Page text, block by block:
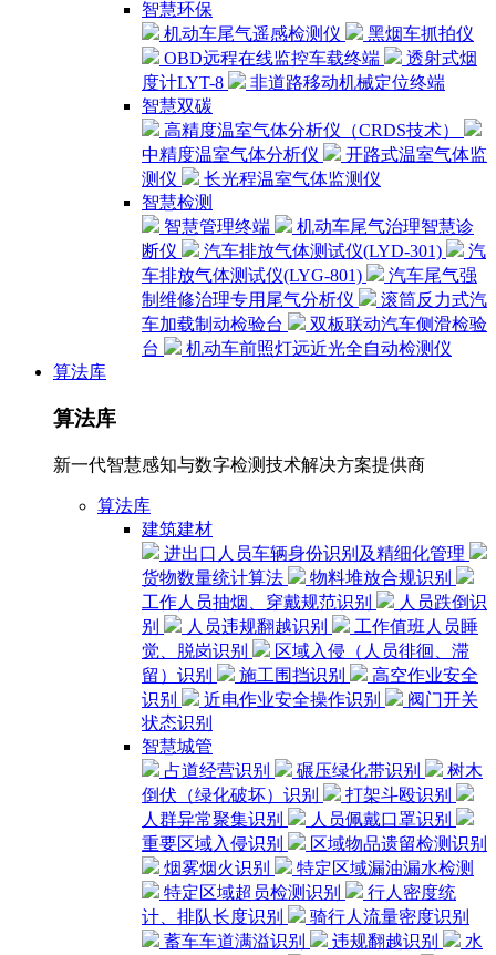
智慧环保
机动车尾气遥感检测仪
黑烟车抓拍仪
OBD远程在线监控车载终端
透射式烟
度计LYT-8
非道路移动机械定位终端
智慧双碳
高精度温室气体分析仪（CRDS技术）
中精度温室气体分析仪
开路式温室气体监
测仪
长光程温室气体监测仪
智慧检测
智慧管理终端
机动车尾气治理智慧诊
断仪
汽车排放气体测试仪(LYD-301)
汽
车排放气体测试仪(LYG-801)
汽车尾气强
制维修治理专用尾气分析仪
滚筒反力式汽
车加载制动检验台
双板联动汽车侧滑检验
台
机动车前照灯远近光全自动检测仪
算法库
算法库
新一代智慧感知与数字检测技术解决方案提供商
算法库
建筑建材
进出口人员车辆身份识别及精细化管理
货物数量统计算法
物料堆放合规识别
工作人员抽烟、穿戴规范识别
人员跌倒识
别
人员违规翻越识别
工作值班人员睡
觉、脱岗识别
区域入侵（人员徘徊、滞
留）识别
施工围挡识别
高空作业安全
识别
近电作业安全操作识别
阀门开关
状态识别
智慧城管
占道经营识别
碾压绿化带识别
树木
倒伏（绿化破坏）识别
打架斗殴识别
人群异常聚集识别
人员佩戴口罩识别
重要区域入侵识别
区域物品遗留检测识别
烟雾烟火识别
特定区域漏油漏水检测
特定区域超员检测识别
行人密度统
计、排队长度识别
骑行人流量密度识别
蓄车车道满溢识别
违规翻越识别
水